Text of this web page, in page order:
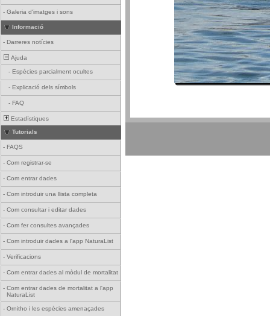
- Galeria d'imatges i sons
Informació
- Darreres notícies
Ajuda
- Espècies parcialment ocultes
- Explicació dels símbols
- FAQ
Estadístiques
Tutorials
- FAQS
- Com registrar-se
- Com entrar dades
- Com introduir una llista completa
- Com consultar i editar dades
- Com fer consultes avançades
- Com introduir dades a l'app NaturaList
- Verificacions
- Com entrar dades al mòdul de mortalitat
- Com entrar dades de mortalitat a l'app
NaturaList
- Ornitho i les espècies amenaçades